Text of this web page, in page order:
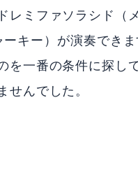
レミファソラシド（
ー）が演奏できま
一番の条件に探し
んでした。